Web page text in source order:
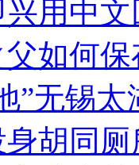
用中
父如何
”无锡
胡同